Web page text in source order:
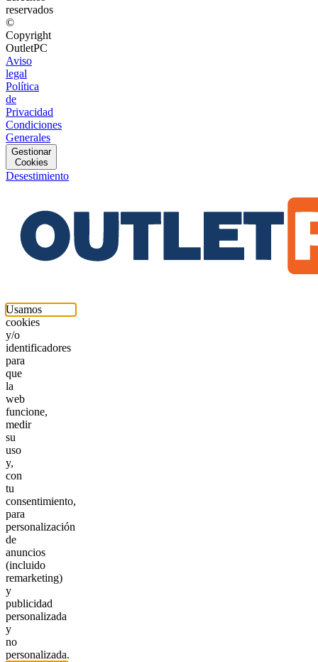
reservados
©
Copyright
OutletPC
Aviso
legal
Política
de
Privacidad
Condiciones
Generales
Gestionar
Cookies
Desestimiento
Usamos
cookies
y/o
identificadores
para
que
la
web
funcione,
medir
su
uso
y,
con
tu
consentimiento,
para
personalización
de
anuncios
(incluido
remarketing)
y
publicidad
personalizada
y
no
personalizada.